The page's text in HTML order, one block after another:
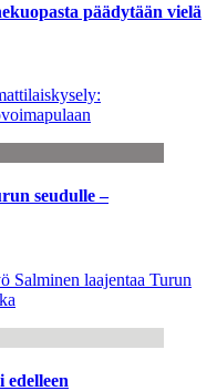
päädytään vielä
seudulle –
Salminen laajentaa Turun